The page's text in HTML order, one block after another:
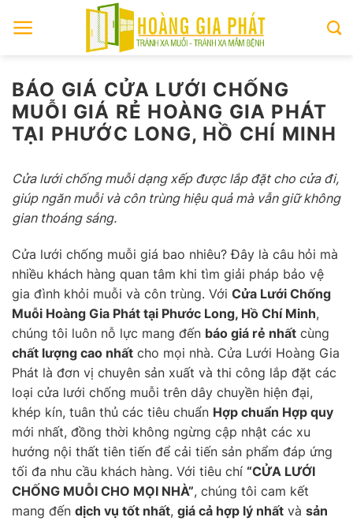
BÁO GIÁ CỬA LƯỚI CHỐNG
MUỖI GIÁ RẺ HOÀNG GIA PHÁT
TẠI PHƯỚC LONG, HỒ CHÍ MINH
Cửa lưới chống muỗi dạng xếp được lắp đặt cho cửa đi,
giúp ngăn muỗi và côn trùng hiệu quả mà vẫn giữ không
gian thoáng sáng.
Cửa lưới chống muỗi giá bao nhiêu? Đây là câu hỏi mà
nhiều khách hàng quan tâm khi tìm giải pháp bảo vệ
gia đình khỏi muỗi và côn trùng. Với Cửa Lưới Chống
Muỗi Hoàng Gia Phát tại Phước Long, Hồ Chí Minh,
chúng tôi luôn nỗ lực mang đến báo giá rẻ nhất cùng
chất lượng cao nhất cho mọi nhà. Cửa Lưới Hoàng Gia
Phát là đơn vị chuyên sản xuất và thi công lắp đặt các
loại cửa lưới chống muỗi trên dây chuyền hiện đại,
khép kín, tuân thủ các tiêu chuẩn Hợp chuẩn Hợp quy
mới nhất, đồng thời không ngừng cập nhật các xu
hướng nội thất tiên tiến để cải tiến sản phẩm đáp ứng
tối đa nhu cầu khách hàng. Với tiêu chí “CỬA LƯỚI
CHỐNG MUỖI CHO MỌI NHÀ”, chúng tôi cam kết
mang đến dịch vụ tốt nhất, giá cả hợp lý nhất và sản